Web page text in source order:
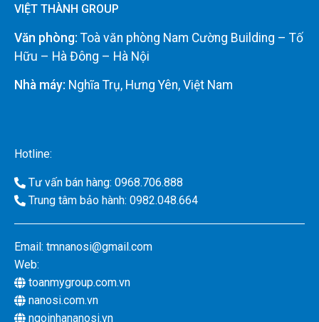
VIỆT THÀNH GROUP
Văn phòng: Toà văn phòng Nam Cường Building – Tố
Hữu – Hà Đông – Hà Nội
Nhà máy: Nghĩa Trụ, Hưng Yên, Việt Nam
Hotline:
Tư vấn bán hàng: 0968.706.888
Trung tâm bảo hành: 0982.048.664
Email: tmnanosi@gmail.com
Web:
toanmygroup.com.vn
nanosi.com.vn
ngoinhananosi.vn